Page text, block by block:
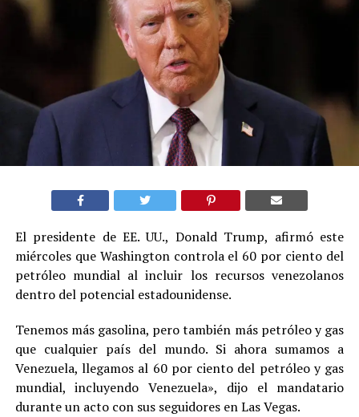
El presidente de EE. UU., Donald Trump, afirmó este
miércoles que Washington controla el 60 por ciento del
petróleo mundial al incluir los recursos venezolanos
dentro del potencial estadounidense.
Tenemos más gasolina, pero también más petróleo y gas
que cualquier país del mundo. Si ahora sumamos a
Venezuela, llegamos al 60 por ciento del petróleo y gas
mundial, incluyendo Venezuela», dijo el mandatario
durante un acto con sus seguidores en Las Vegas.